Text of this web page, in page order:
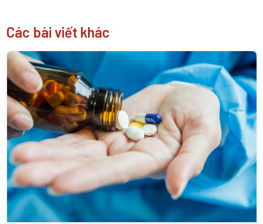
Các bài viết khác